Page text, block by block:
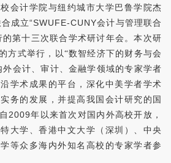
会计学院与纽约城市大学巴鲁学院杰
合成立“SWUFE-CUNY会计与管理联合
的第十三次联合学术研讨年会。本次研
方式举行，以“数智经济下的财务与会
会计、审计、金融学领域的专家学者
学术成果的平台，深化中美学者学术
务的发展，并提高我国会计研究的国
2009年以来首次对国内外高校开放，
大学、香港中文大学（深圳）、中央
等众多海内外知名高校的专家学者参